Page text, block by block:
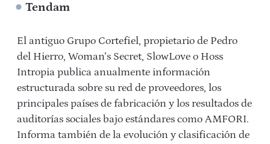
Tendam
El antiguo Grupo Cortefiel, propietario de Pedro
del Hierro, Woman’s Secret, SlowLove o Hoss
Intropia publica anualmente información
estructurada sobre su red de proveedores, los
principales países de fabricación y los resultados de
auditorías sociales bajo estándares como AMFORI.
Informa también de la evolución y clasificación de